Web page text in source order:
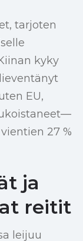
tarjoten
kyky
EU,
27 %
ja
reitit
leijuu